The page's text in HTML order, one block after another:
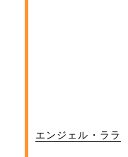
エンジェル・ララ